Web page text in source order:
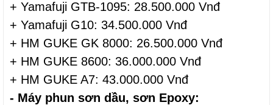
+ Yamafuji GTB-1095: 28.500.000 Vnđ
+ Yamafuji G10: 34.500.000 Vnđ
+ HM GUKE GK 8000: 26.500.000 Vnđ
+ HM GUKE 8600: 36.000.000 Vnđ
+ HM GUKE A7: 43.000.000 Vnđ
- Máy phun sơn dầu, sơn Epoxy: